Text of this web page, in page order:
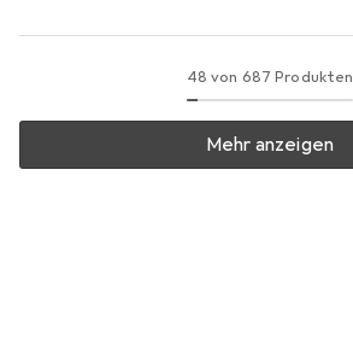
48 von 687 Produkten
Mehr anzeigen